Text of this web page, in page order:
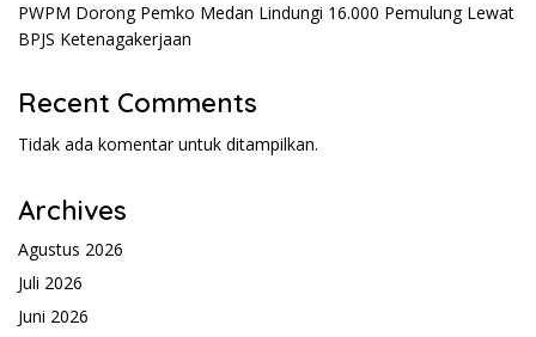
PWPM Dorong Pemko Medan Lindungi 16.000 Pemulung Lewat
BPJS Ketenagakerjaan
Recent Comments
Tidak ada komentar untuk ditampilkan.
Archives
Agustus 2026
Juli 2026
Juni 2026